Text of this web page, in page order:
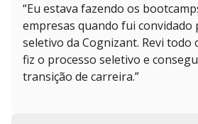
“Eu estava fazendo os
empresas quando fui convidado
seletivo da Cognizant. Revi todo
fiz o processo seletivo e
transição de carreira.”